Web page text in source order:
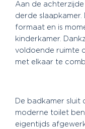
Aan de
derde
formaat en is
kinderkamer.
voldoende ruimte
met elkaar te
De badkamer
moderne toilet
eigentijds